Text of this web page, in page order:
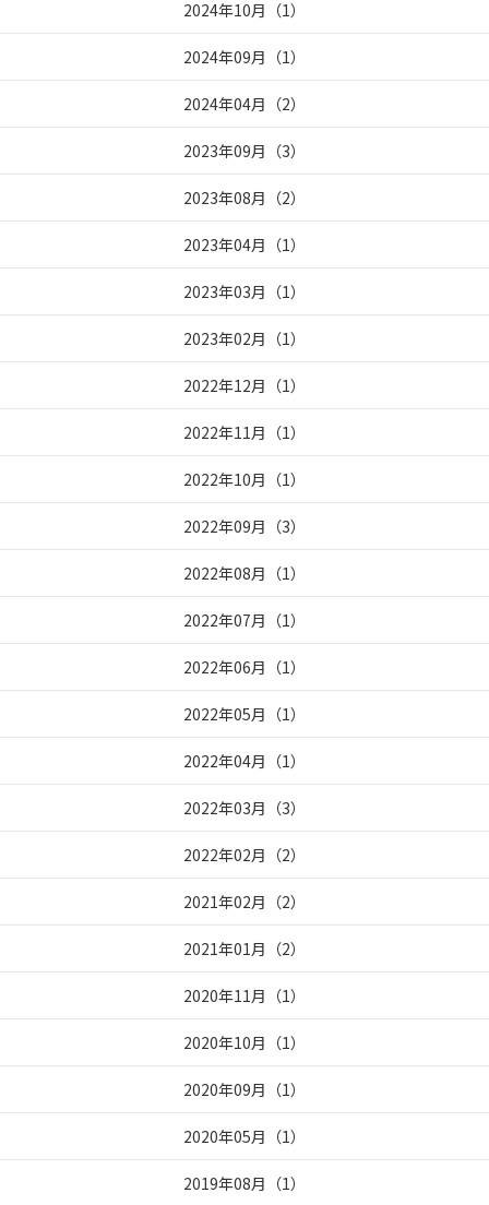
2024年10月 （1）
2024年09月 （1）
2024年04月 （2）
2023年09月 （3）
2023年08月 （2）
2023年04月 （1）
2023年03月 （1）
2023年02月 （1）
2022年12月 （1）
2022年11月 （1）
2022年10月 （1）
2022年09月 （3）
2022年08月 （1）
2022年07月 （1）
2022年06月 （1）
2022年05月 （1）
2022年04月 （1）
2022年03月 （3）
2022年02月 （2）
2021年02月 （2）
2021年01月 （2）
2020年11月 （1）
2020年10月 （1）
2020年09月 （1）
2020年05月 （1）
2019年08月 （1）